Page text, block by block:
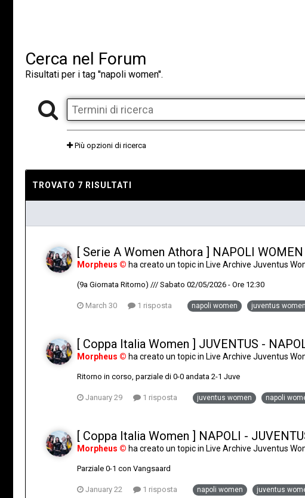
Cerca nel Forum
Risultati per i tag ''napoli women''.
Più opzioni di ricerca
TROVATO 7 RISULTATI
[ Serie A Women Athora ] NAPOLI
Morpheus © ha creato un topic in Live Archive Juventus
(9a Giornata Ritorno) /// Sabato 02/05/2026 - Ore 12:30
March 30 1 risposta napoli women juventus women
[ Coppa Italia Women ] JUVENTUS -
Morpheus © ha creato un topic in Live Archive Juventus
Ritorno in corso, parziale di 0-0 andata 2-1 Juve
January 29 1 risposta juventus women napoli
[ Coppa Italia Women ] NAPOLI -
Morpheus © ha creato un topic in Live Archive Juventus
Parziale 0-1 con Vangsaard
January 22 1 risposta napoli women juventus